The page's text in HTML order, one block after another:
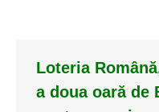
Loteria
a doua oară de